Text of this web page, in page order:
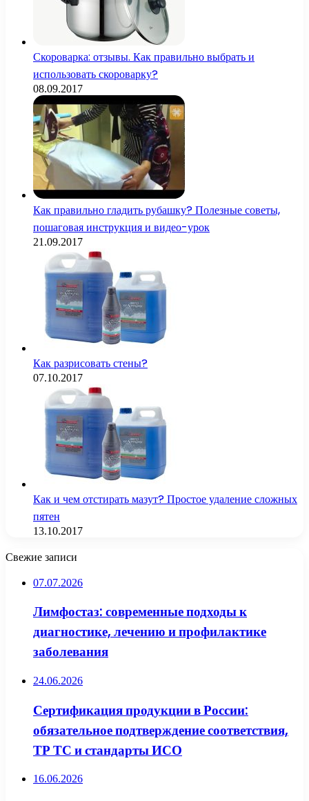
Скороварка: отзывы. Как правильно выбрать и
использовать скороварку?
08.09.2017
Как правильно гладить рубашку? Полезные советы,
пошаговая инструкция и видео-урок
21.09.2017
Как разрисовать стены?
07.10.2017
Как и чем отстирать мазут? Простое удаление сложных
пятен
13.10.2017
Свежие записи
07.07.2026
Лимфостаз: современные подходы к
диагностике, лечению и профилактике
заболевания
24.06.2026
Сертификация продукции в России:
обязательное подтверждение соответствия,
ТР ТС и стандарты ИСО
16.06.2026